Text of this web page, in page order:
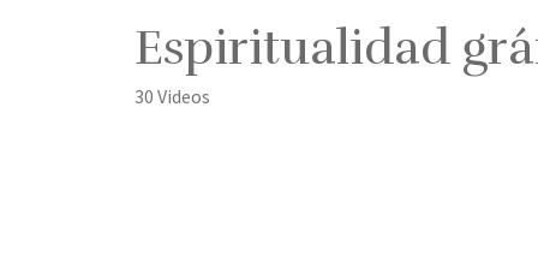
Espiritualidad
30 Videos